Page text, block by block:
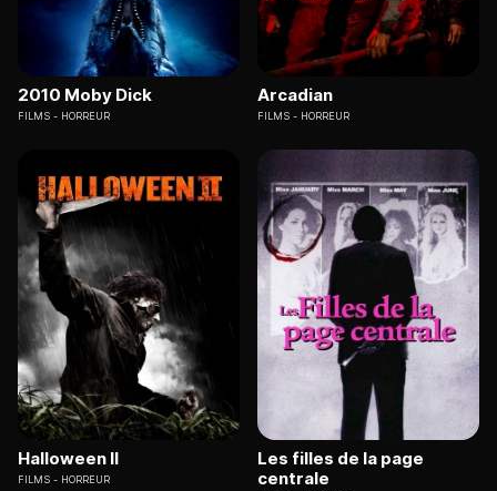
2010 Moby Dick
FILMS HORREUR
Arcadian
FILMS HORREUR
Halloween II
FILMS HORREUR
Les filles de la page
centrale